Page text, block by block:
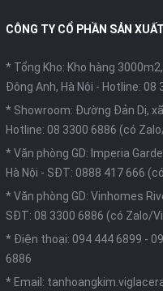
CÔNG TY CỔ PHẦN SẢN
* Tổng Kho: Kho hàng
Đông Anh, Hà Nội - Hotline: 08
* Showroom: Đường Đản Dị,
Hotline: 08 3300 6886 (có
* Văn phòng GD: Imperia
Hà Nội - SĐT: 0888 417 666
* Văn phòng GD: Vinhomes
SĐT: 08 3300 6886 (có Zalo/
* Điện thoại: 094 444 6899 -
6886
* Email: